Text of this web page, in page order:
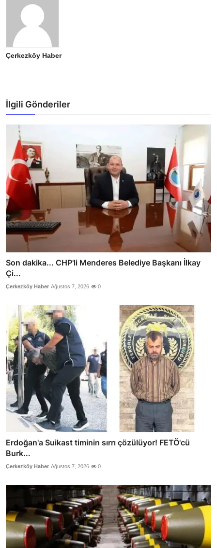
Çerkezköy Haber
İlgili Gönderiler
Son dakika... CHP'li Menderes Belediye Başkanı İlkay
Çi...
Çerkezköy Haber Ağustos 7, 2026 0
Erdoğan'a Suikast timinin sırrı çözülüyor! FETÖ'cü
Burk...
Çerkezköy Haber Ağustos 7, 2026 0